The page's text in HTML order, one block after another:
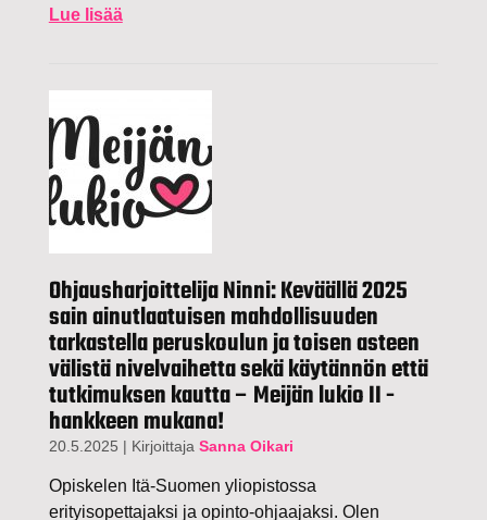
Lue lisää
Ohjausharjoittelija Ninni: Keväällä 2025
sain ainutlaatuisen mahdollisuuden
tarkastella peruskoulun ja toisen asteen
välistä nivelvaihetta sekä käytännön että
tutkimuksen kautta – Meijän lukio II -
hankkeen mukana!
20.5.2025 | Kirjoittaja Sanna Oikari
Opiskelen Itä-Suomen yliopistossa
erityisopettajaksi ja opinto-ohjaajaksi. Olen